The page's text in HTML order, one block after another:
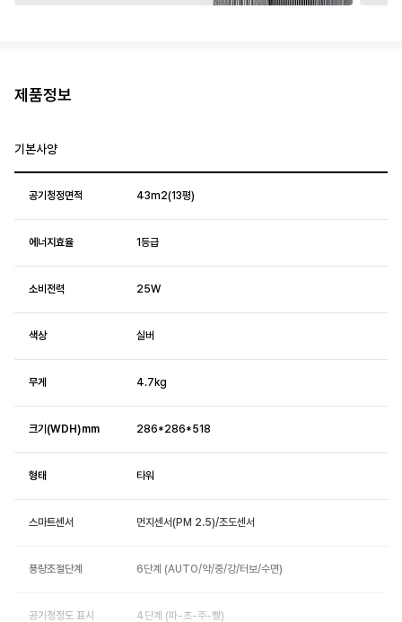
제품정보
기본사양
공기청정면적 43m2(13평)
에너지효율 1등급
소비전력 25W
색상 실버
무게 4.7kg
크기(WDH)mm 286*286*518
형태 타워
스마트센서 먼지센서(PM 2.5)/조도센서
풍량조절단계 6단계 (AUTO/약/중/강/터보/수면)
공기청정도 표시 4단계 (파-초-주-빨)